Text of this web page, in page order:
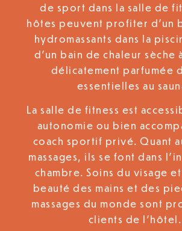
de sport dans la salle de
hôtes peuvent profiter d’un
hydromassants dans la
d’un bain de chaleur sèche
délicatement parfumée
essentielles au
La salle de fitness est
autonomie ou bien
coach sportif privé. Quant
massages, ils se font dans
chambre. Soins du visage
beauté des mains et des
massages du monde sont
clients de l’hôtel.